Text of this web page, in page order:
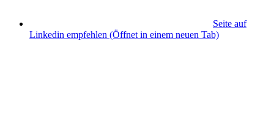
Seite auf
Linkedin empfehlen (Öffnet in einem neuen Tab)